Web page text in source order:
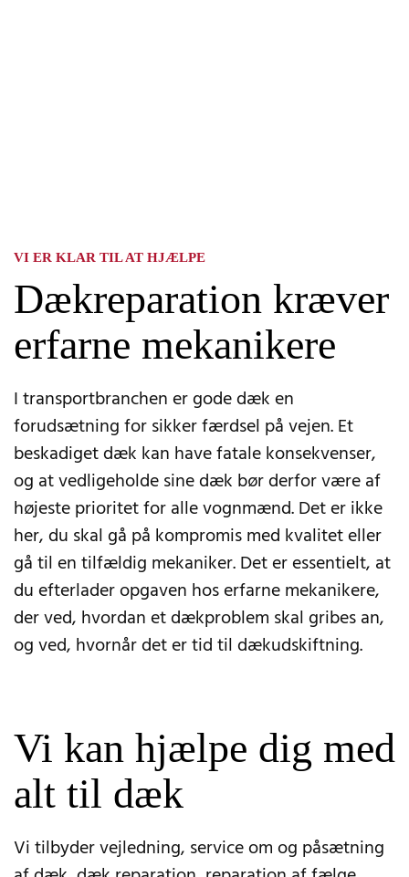
VI ER KLAR TIL AT HJÆLPE
Dækreparation kræver
erfarne mekanikere
I transportbranchen er gode dæk en
forudsætning for sikker færdsel på vejen. Et
beskadiget dæk kan have fatale konsekvenser,
og at vedligeholde sine dæk bør derfor være af
højeste prioritet for alle vognmænd. Det er ikke
her, du skal gå på kompromis med kvalitet eller
gå til en tilfældig mekaniker. Det er essentielt, at
du efterlader opgaven hos erfarne mekanikere,
der ved, hvordan et dækproblem skal gribes an,
og ved, hvornår det er tid til dækudskiftning.
Vi kan hjælpe dig med
alt til dæk
Vi tilbyder vejledning, service om og påsætning